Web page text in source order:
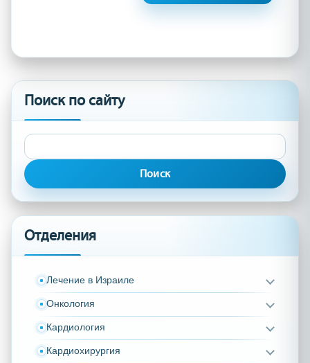
Поиск по сайту
Найти:
Отделения
Лечение в Израиле
Онкология
Кардиология
Кардиохирургия